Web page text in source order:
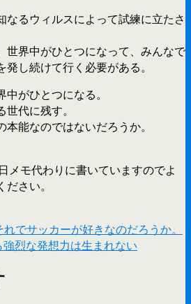
なるウィルスによって試練に立たさ
世界中がひとつになって、みんなで
し続けて行く必要がある。
がひとつになる。
代に残す。
能なのではないだろうか。
メモ代わりに書いていますのでよ
さい。
でサッカーが好きなのだろうか。
烈な発想力は生まれない